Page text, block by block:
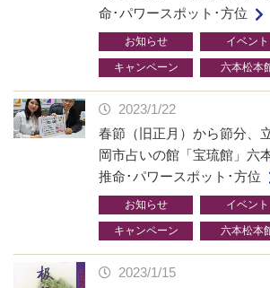
命･パワースポット･方位
お知らせ イベント
キャンペーン 六本松本
2023/1/22
春節（旧正月）から節分、
岡市占いの館「宝琉館」
推命･パワースポット･方位
お知らせ イベント
キャンペーン 六本松本
2023/1/15